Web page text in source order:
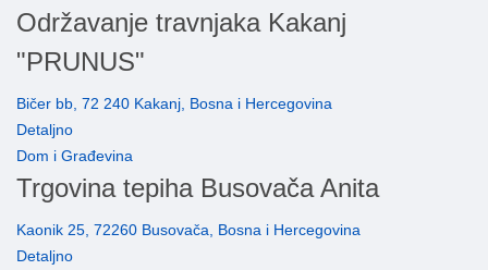
Održavanje travnjaka Kakanj
"PRUNUS"
Bičer bb, 72 240 Kakanj, Bosna i Hercegovina
Detaljno
Dom i Građevina
Trgovina tepiha Busovača Anita
Kaonik 25, 72260 Busovača, Bosna i Hercegovina
Detaljno